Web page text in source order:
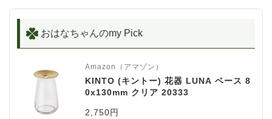
おはなちゃんのmy Pick
Amazon（アマゾン）
KINTO (キントー) 花器 LUNA ベース 8
0x130mm クリア 20333
2,750円